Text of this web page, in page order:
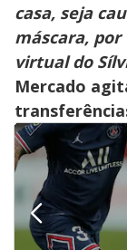
casa, seja
máscara, por
virtual do
Mercado